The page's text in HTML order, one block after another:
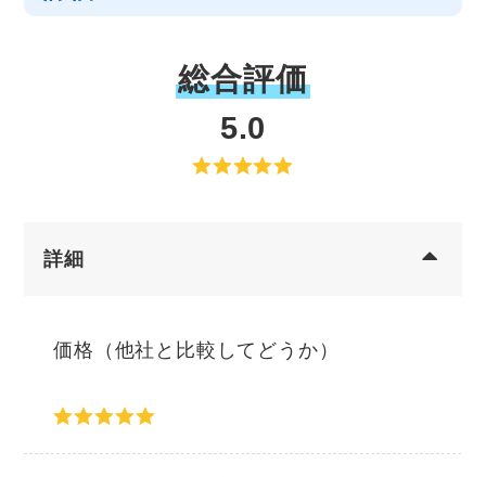
総合評価
5.0
詳細
価格（他社と比較してどうか）